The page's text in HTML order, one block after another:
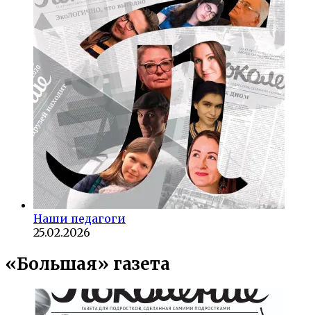
Наши педагоги
25.02.2026
«Большая» газета